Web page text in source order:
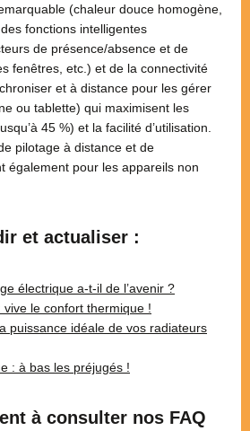
(chaleur douce homogène,
fonctions intelligentes
de présence/absence et de
fenêtres, etc.) et de la connectivité
et à distance pour les gérer
ou tablette) qui maximisent les
45 %) et la facilité d’utilisation.
pilotage à distance et de
également pour les appareils non
et actualiser :
électrique a-t-il de l’avenir ?
le confort thermique !
puissance idéale de vos radiateurs
: à bas les préjugés !
à consulter nos FAQ